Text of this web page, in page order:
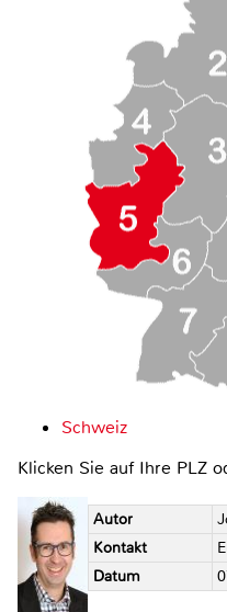
Schweiz
Klicken Sie auf Ihre PLZ
Autor
Kontakt
Datum